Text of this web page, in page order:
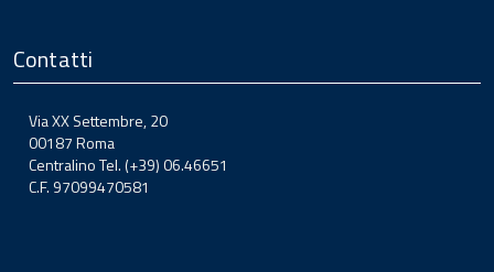
Contatti
Via XX Settembre, 20
00187 Roma
Centralino Tel. (+39) 06.46651
C.F. 97099470581